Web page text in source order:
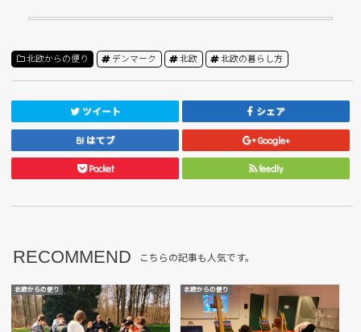
北欧からの便り デンマーク 北欧 北欧の暮らし方
ツイート シェア
はてブ Google+
Pocket feedly
RECOMMEND こちらの記事も人気です。
北欧からの便り 北欧からの便り